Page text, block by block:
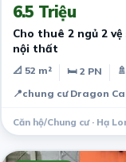
6.5 Triệu
Cho thuê 2 ngủ 2
nội thất
📐 52 m² 🛏 2 PN
📍chung cư Dragon
Căn hộ/Chung cư · Hạ